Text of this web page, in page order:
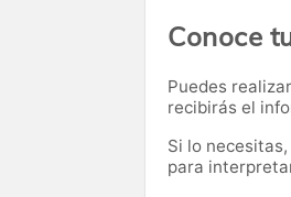
Conoce
Puedes
recibirás el
Si lo necesitas,
para